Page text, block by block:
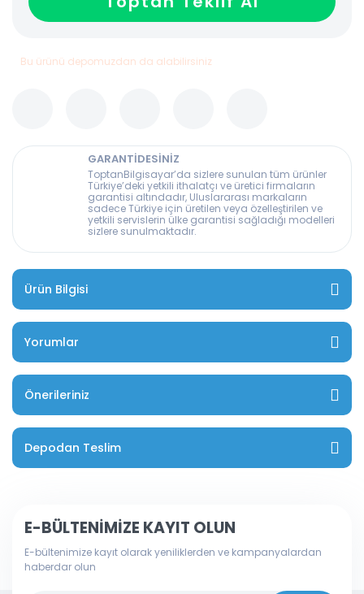
Bu ürünü depomuzdan da alabilirsiniz
GARANTİDESİNİZ
ToptanBilgisayar’da sizlere sunulan tüm ürünler
Türkiye’deki yetkili ithalatçı ve üretici firmaların
garantisi altındadır, Uluslararası markaların
sadece Türkiye için üretilen veya özelleştirilen ve
yetkili servislerin ülke garantisi sağladığı modelleri
sizlere sunulmaktadır.
Ürün Bilgisi
Yorumlar
Önerileriniz
Depodan Teslim
E-BÜLTENİMİZE KAYIT OLUN
E-bültenimize kayıt olarak yeniliklerden ve kampanyalardan
haberdar olun